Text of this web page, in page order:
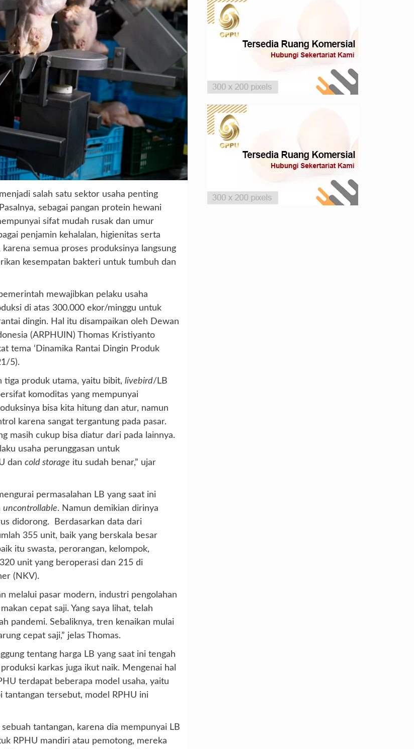
salah satu sektor usaha penting
sebagai pangan protein hewani
sifat mudah rusak dan umur
penjamin kehalalan, higienitas serta
semua proses produksinya langsung
kesempatan bakteri untuk tumbuh dan
mewajibkan pelaku usaha
di atas 300.000 ekor/minggu untuk
dingin. Hal itu disampaikan oleh Dewan
(ARPHUIN) Thomas Kristiyanto
tema ‘Dinamika Rantai Dingin Produk
5).
tiga produk utama, yaitu bibit, livebird/LB
komoditas yang mempunyai
bisa kita hitung dan atur, namun
karena sangat tergantung pada pasar.
masih cukup bisa diatur dari pada lainnya.
usaha perunggasan untuk
dan cold storage itu sudah benar,” ujar
permasalahan LB yang saat ini
uncontrollable. Namun demikian dirinya
didorong. Berdasarkan data dari
355 unit, baik yang berskala besar
itu swasta, perorangan, kelompok,
unit yang beroperasi dan 215 di
(NKV).
melalui pasar modern, industri pengolahan
cepat saji. Yang saya lihat, telah
pandemi. Sebaliknya, tren kenaikan mulai
cepat saji,” jelas Thomas.
tentang harga LB yang saat ini tengah
karkas juga ikut naik. Mengenai hal
terdapat beberapa model usaha, yaitu
tantangan tersebut, model RPHU ini
tantangan, karena dia mempunyai LB
RPHU mandiri atau pemotong, mereka